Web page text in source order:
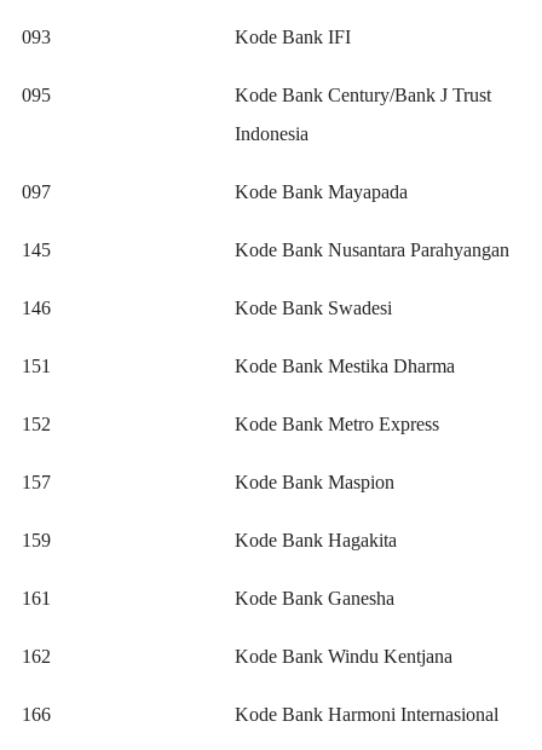
093 Kode Bank IFI
095
Kode Bank Century/Bank J Trust
Indonesia
097 Kode Bank Mayapada
145 Kode Bank Nusantara Parahyangan
146 Kode Bank Swadesi
151 Kode Bank Mestika Dharma
152 Kode Bank Metro Express
157 Kode Bank Maspion
159 Kode Bank Hagakita
161 Kode Bank Ganesha
162 Kode Bank Windu Kentjana
166 Kode Bank Harmoni Internasional